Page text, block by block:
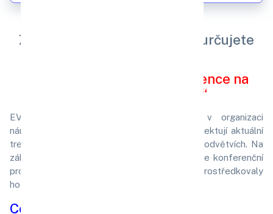
Zaostření našich konferencí určujete
„Pořádáme odborné konference na
míru vašim potřebám“
EVKC je vaším spolehlivým partnerem v organizaci
národních a odborných konferencí, které reflektují aktuální
trendy v legislativě, managementu a dalších odvětvích. Na
základě dlouholetých zkušeností připravujeme konferenční
programy i celkovou organizaci tak, aby zprostředkovaly
hodnotné a v praxi použitelné informace.
Co nás odlišuje?